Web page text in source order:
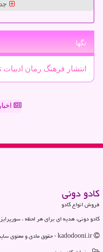
تگها
انتشار فرهنگ رمان ادبیات
كادو دونی
فروش انواع کادو
کادو دونی، هدیه ای برای هر لحظه ،